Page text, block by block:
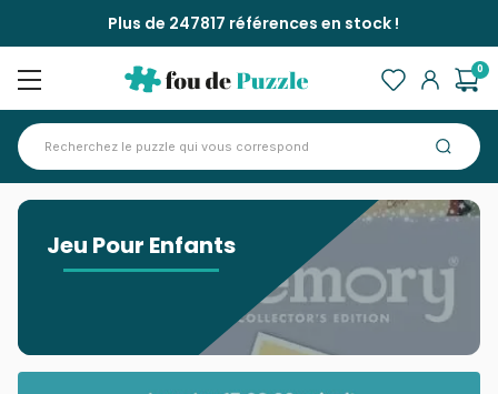
Plus de 247817 références en stock !
0
Jeu Pour Enfants